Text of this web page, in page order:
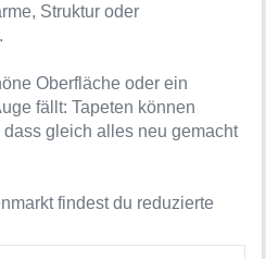
Struktur oder
Oberfläche oder ein
fällt: Tapeten können
gleich alles neu gemacht
findest du reduzierte